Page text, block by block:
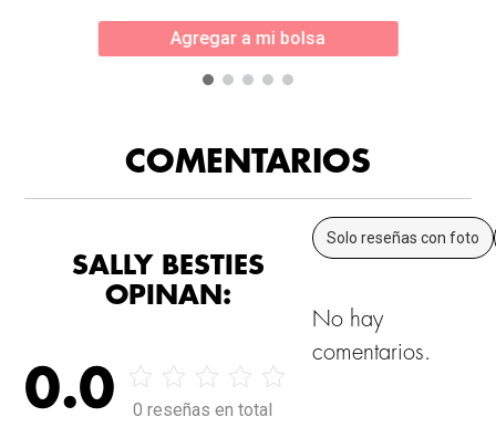
Agregar a mi bolsa
COMENTARIOS
SALLY BESTIES
OPINAN:
0.0 0 reseñas en total
Solo reseñas con foto
No hay
comentarios.